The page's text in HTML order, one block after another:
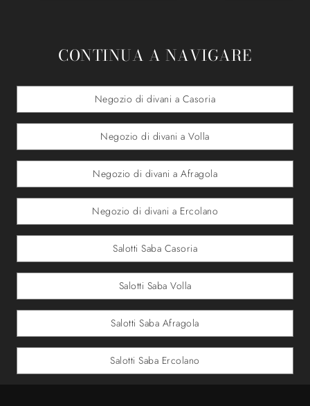
CONTINUA A NAVIGARE
Negozio di divani a Casoria
Negozio di divani a Volla
Negozio di divani a Afragola
Negozio di divani a Ercolano
Salotti Saba Casoria
Salotti Saba Volla
Salotti Saba Afragola
Salotti Saba Ercolano